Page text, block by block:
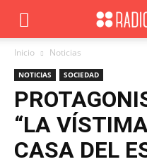
Inicio Noticias
NOTICIAS SOCIEDAD
“LA
CASA DEL